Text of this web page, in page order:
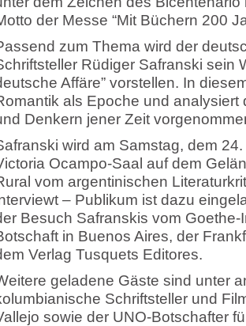
der Messe “Mit Büchern 200
zum Thema wird der
Rüdiger Safranski sein
Affäre” vorstellen. In
als Epoche und analysiert
Denkern jener Zeit
wird am Samstag, dem
Ocampo-Saal auf dem
vom argentinischen
– Publikum ist dazu
Besuch Safranskis vom Goethe-
in Buenos Aires, der
Verlag Tusquets Editores.
geladene Gäste sind unter
Schriftsteller und
sowie der UNO-Botschafter